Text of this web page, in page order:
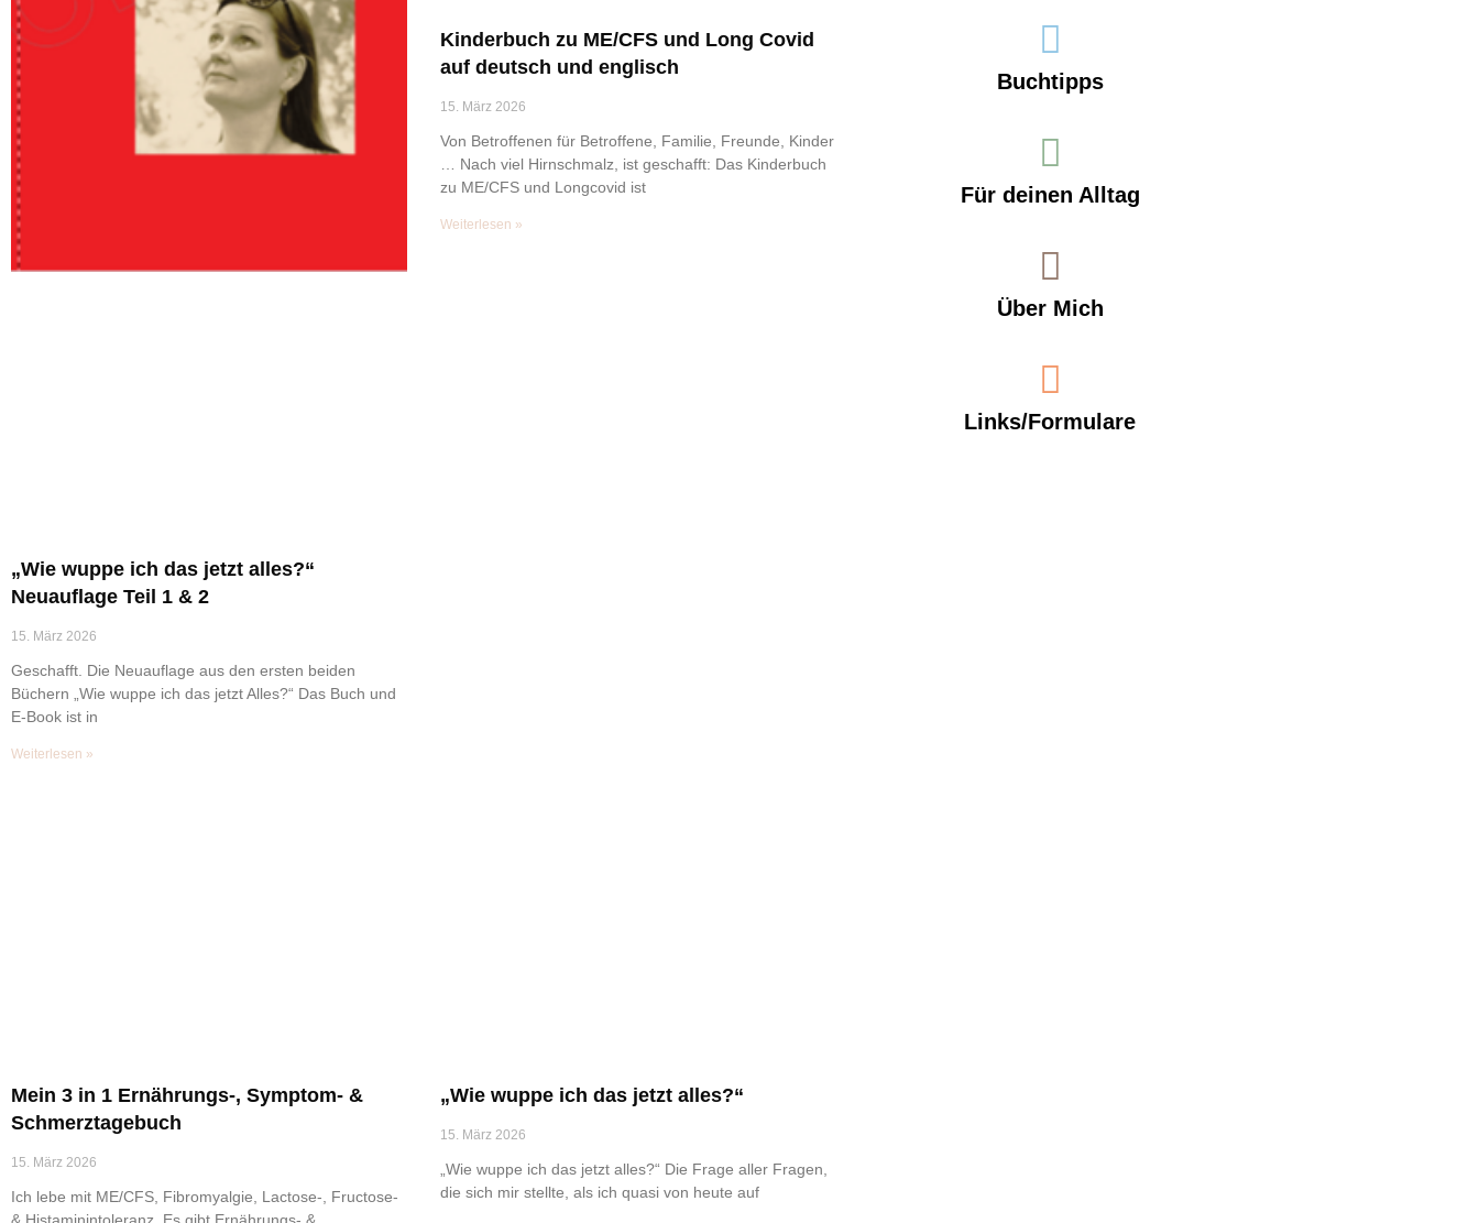
„Wie wuppe ich das jetzt alles?“
Neuauflage Teil 1 & 2
15. März 2026
Geschafft. Die Neuauflage aus den ersten beiden
Büchern „Wie wuppe ich das jetzt Alles?“ Das Buch und
E-Book ist in
Weiterlesen »
Kinderbuch zu ME/CFS und Long Covid
auf deutsch und englisch
15. März 2026
Von Betroffenen für Betroffene, Familie, Freunde, Kinder
… Nach viel Hirnschmalz, ist geschafft: Das Kinderbuch
zu ME/CFS und Longcovid ist
Weiterlesen »
Mein 3 in 1 Ernährungs-, Symptom- &
Schmerztagebuch
15. März 2026
Ich lebe mit ME/CFS, Fibromyalgie, Lactose-, Fructose-
„Wie wuppe ich das jetzt alles?“
15. März 2026
„Wie wuppe ich das jetzt alles?“ Die Frage aller Fragen,
die sich mir stellte, als ich quasi von heute auf
Buchtipps
Für deinen Alltag
Über Mich
Links/Formulare